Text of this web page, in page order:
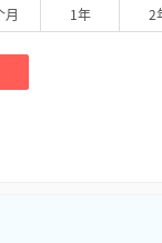
月 1年 2